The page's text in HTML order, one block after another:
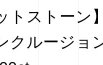
トストーン
クルージョ